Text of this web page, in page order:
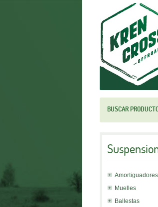
BUSCAR
Amortiguadores
Muelles
Ballestas